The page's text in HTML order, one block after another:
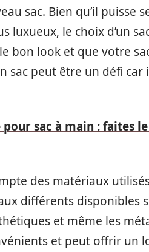
sac. Bien qu’il puisse
luxueux, le choix d’un
bon look et que votre
peut être un défi car
pour sac à main : faites
des matériaux
différents disponibles
et même les
et peut offrir un